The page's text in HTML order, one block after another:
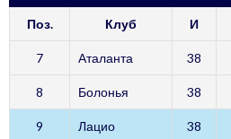
Поз. Клуб И
7 Аталанта 38
8 Болонья 38
9 Лацио 38